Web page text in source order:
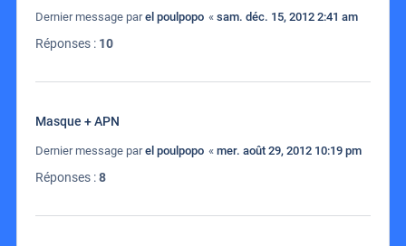
Dernier message parel poulpopo « sam. déc. 15, 2012 2:41 am
Réponses : 10
Masque + APN
Dernier message parel poulpopo « mer. août 29, 2012 10:19 pm
Réponses :8